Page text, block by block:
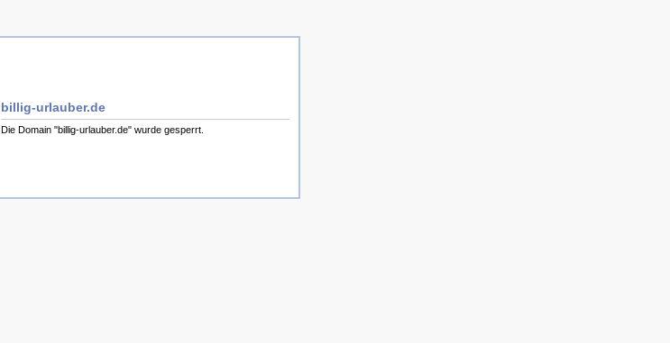
billig-urlauber.de
Die Domain "billig-urlauber.de" wurde gesperrt.